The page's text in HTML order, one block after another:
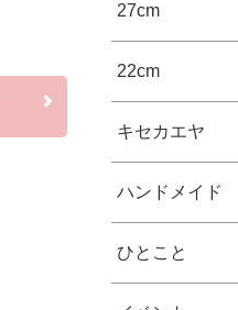
27cm
22cm
キセカエヤ
ハンドメイド
ひとこと